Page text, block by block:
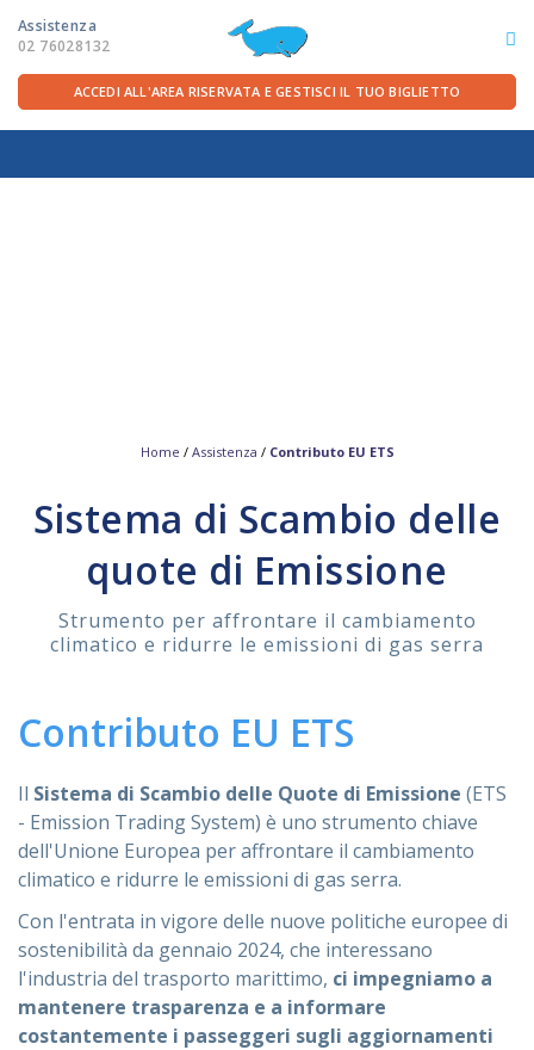
Assistenza
02 76028132
ITA FRA DEU ENG
SERVIZI A BORDO
LA COMPAGNIA
ASSISTENZA
Assistenza 02 76028132
ACCEDI ALL'AREA RISERVATA E GESTISCI IL TUO BIGLIETTO
Home / Assistenza / Contributo EU ETS
Sistema di Scambio delle
quote di Emissione
Strumento per affrontare il cambiamento
climatico e ridurre le emissioni di gas serra
Contributo EU ETS
Il Sistema di Scambio delle Quote di Emissione (ETS
- Emission Trading System) è uno strumento chiave
dell'Unione Europea per affrontare il cambiamento
climatico e ridurre le emissioni di gas serra.
Con l'entrata in vigore delle nuove politiche europee di
sostenibilità da gennaio 2024, che interessano
l'industria del trasporto marittimo, ci impegniamo a
mantenere trasparenza e a informare
costantemente i passeggeri sugli aggiornamenti